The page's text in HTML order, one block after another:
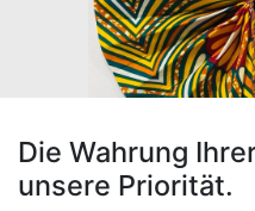
Die Wahrung
unsere Priorität.